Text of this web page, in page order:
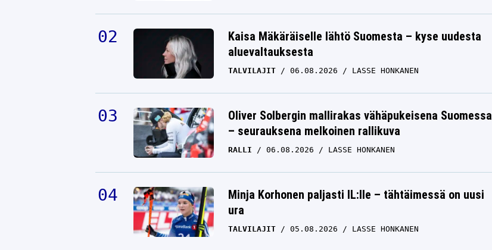
Kaisa Mäkäräiselle lähtö Suomesta – kyse uudesta
aluevaltauksesta
TALVILAJIT 06.08.2026 LASSE HONKANEN
Oliver Solbergin mallirakas vähäpukeisena Suomessa
– seurauksena melkoinen rallikuva
RALLI 06.08.2026 LASSE HONKANEN
Minja Korhonen paljasti IL:lle – tähtäimessä on uusi
ura
TALVILAJIT 05.08.2026 LASSE HONKANEN